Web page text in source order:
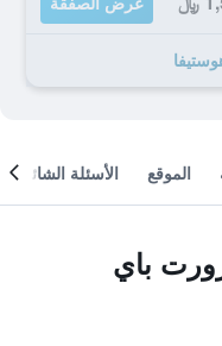
الموقع الأسئلة الشائعة
باي